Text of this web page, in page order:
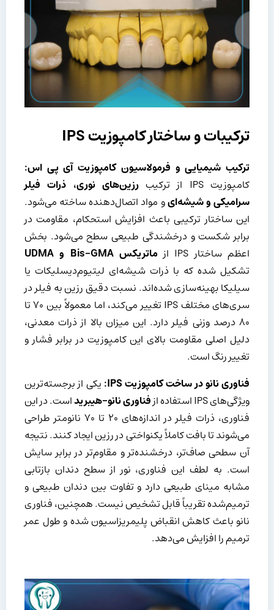
ترکیبات و ساختار کامپوزیت IPS
ترکیب شیمیایی و فرمولاسیون کامپوزیت آی پی اس:
کامپوزیت IPS از ترکیب
رزین‌های نوری، ذرات فیلر
سرامیکی و شیشه‌ایو مواد اتصال‌دهنده ساخته می‌شود.
این ساختار ترکیبی باعث افزایش استحکام، مقاومت در
برابر شکست و درخشندگی طبیعی سطح می‌شود. بخش
اعظم ساختار IPS از
ماتریکسBis-GMA و UDMA
تشکیل شده که با ذرات شیشه‌ای لیتیوم‌دیسلیکات یا
سیلیکا بهینه‌سازی شده‌اند. نسبت دقیق رزین به فیلر در
سری‌های مختلف IPS تغییر می‌کند، اما معمولاً بین 70 تا
80 درصد وزنی فیلر دارد. این میزان بالا از ذرات معدنی،
دلیل اصلی مقاومت بالای این کامپوزیت در برابر فشار و
تغییر رنگ است.
فناوری نانو در ساخت کامپوزیتIPS
: یکی از برجسته‌ترین
ویژگی‌های IPS استفاده از
فناوری نانو-هیبریداست. در این
فناوری، ذرات فیلر در اندازه‌های ۲۰ تا ۷۰ نانومتر طراحی
می‌شوند تا بافت کاملاً یکنواختی در رزین ایجاد کنند. نتیجه
آن سطحی صاف‌تر، درخشنده‌تر و مقاوم‌تر در برابر سایش
است. به لطف این فناوری، نور از سطح دندان بازتابی
مشابه مینای طبیعی دارد و تفاوت بین دندان طبیعی و
ترمیم‌شده تقریباً قابل تشخیص نیست. همچنین، فناوری
نانو باعث کاهش انقباض پلیمریزاسیون شده و طول عمر
ترمیم را افزایش می‌دهد.